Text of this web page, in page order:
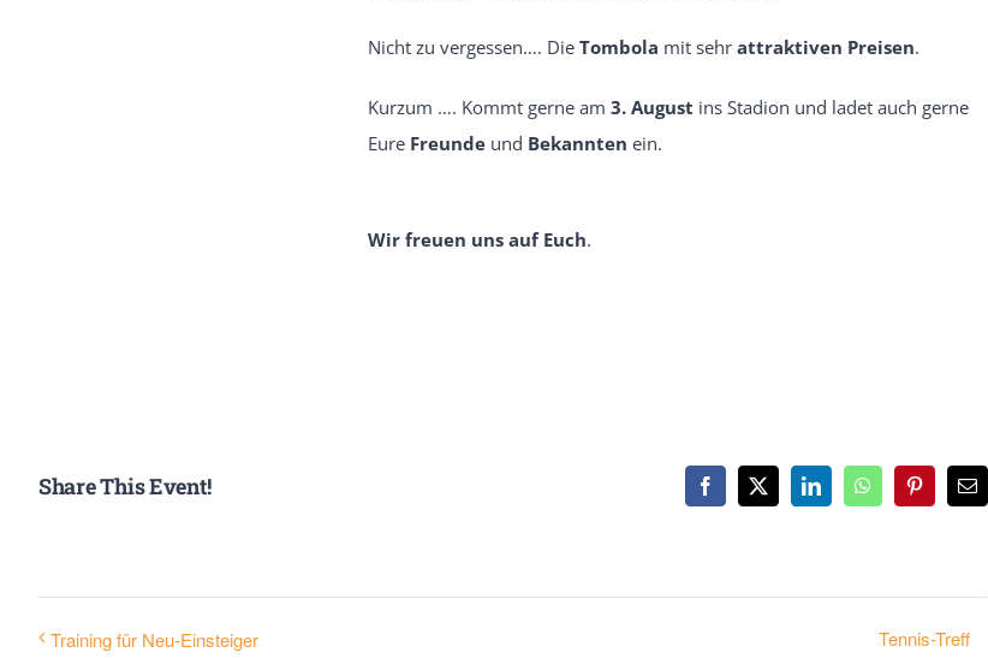
Nicht zu vergessen…. Die Tombola mit sehr attraktiven Preisen.
Kurzum …. Kommt gerne am 3. August ins Stadion und ladet auch gerne
EureFreundeund Bekannten ein.
Wir freuen uns auf Euch.
Share This Event! Facebook
X LinkedInWhatsAppPinterest
E-
Training für Neu-Einsteiger Tennis-Treff